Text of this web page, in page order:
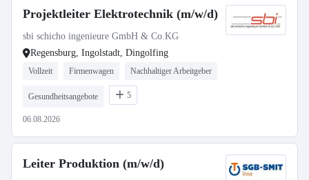
Projektleiter Elektrotechnik (m/w/d)
sbi schicho ingenieure GmbH & Co.KG
Regensburg, Ingolstadt, Dingolfing
Vollzeit Firmenwagen Nachhaltiger Arbeitgeber
Gesundheitsangebote 5
06.08.2026
Leiter Produktion (m/w/d)